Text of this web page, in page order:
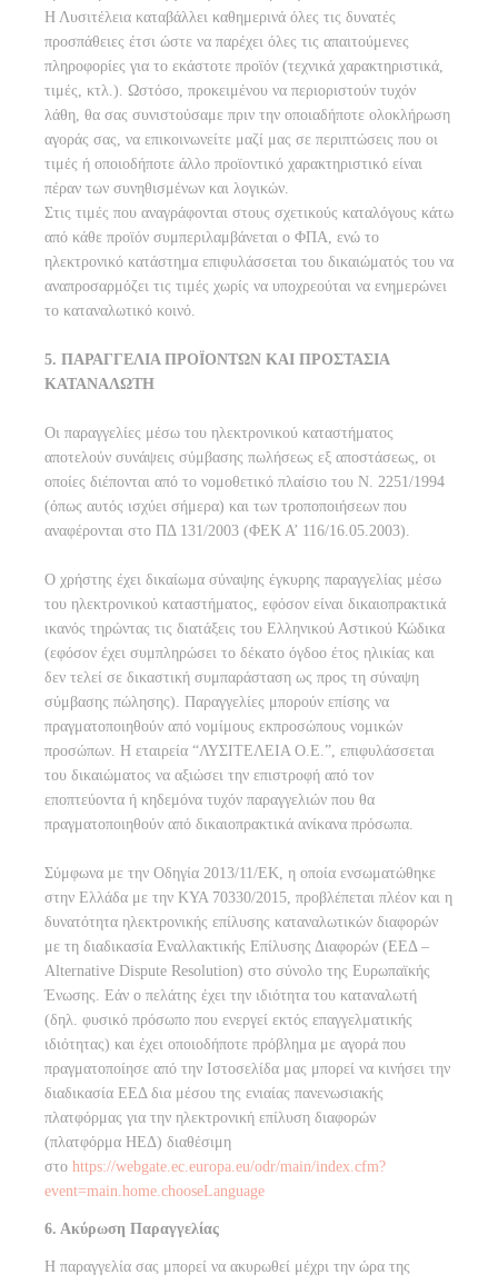
Η Λυσιτέλεια καταβάλλει καθημερινά όλες τις δυνατές
προσπάθειες έτσι ώστε να παρέχει όλες τις απαιτούμενες
πληροφορίες για το εκάστοτε προϊόν (τεχνικά χαρακτηριστικά,
τιμές, κτλ.). Ωστόσο, προκειμένου να περιοριστούν τυχόν
λάθη, θα σας συνιστούσαμε πριν την οποιαδήποτε ολοκλήρωση
αγοράς σας, να επικοινωνείτε μαζί μας σε περιπτώσεις που οι
τιμές ή οποιοδήποτε άλλο προϊοντικό χαρακτηριστικό είναι
πέραν των συνηθισμένων και λογικών.
Στις τιμές που αναγράφονται στους σχετικούς καταλόγους κάτω
από κάθε προϊόν συμπεριλαμβάνεται ο ΦΠΑ, ενώ το
ηλεκτρονικό κατάστημα επιφυλάσσεται του δικαιώματός του να
αναπροσαρμόζει τις τιμές χωρίς να υποχρεούται να ενημερώνει
το καταναλωτικό κοινό.
5. ΠΑΡΑΓΓΕΛΙΑ ΠΡΟΪΟΝΤΩΝ ΚΑΙ ΠΡΟΣΤΑΣΙΑ
ΚΑΤΑΝΑΛΩΤΗ
Οι παραγγελίες μέσω του ηλεκτρονικού καταστήματος
αποτελούν συνάψεις σύμβασης πωλήσεως εξ αποστάσεως, οι
οποίες διέπονται από το νομοθετικό πλαίσιο του Ν. 2251/1994
(όπως αυτός ισχύει σήμερα) και των τροποποιήσεων που
αναφέρονται στο ΠΔ 131/2003 (ΦΕΚ Α’ 116/16.05.2003).
Ο χρήστης έχει δικαίωμα σύναψης έγκυρης παραγγελίας μέσω
του ηλεκτρονικού καταστήματος, εφόσον είναι δικαιοπρακτικά
ικανός τηρώντας τις διατάξεις του Ελληνικού Αστικού Κώδικα
(εφόσον έχει συμπληρώσει το δέκατο όγδοο έτος ηλικίας και
δεν τελεί σε δικαστική συμπαράσταση ως προς τη σύναψη
σύμβασης πώλησης). Παραγγελίες μπορούν επίσης να
πραγματοποιηθούν από νομίμους εκπροσώπους νομικών
προσώπων. Η εταιρεία “ΛΥΣΙΤΕΛΕΙΑ Ο.Ε.”, επιφυλάσσεται
του δικαιώματος να αξιώσει την επιστροφή από τον
εποπτεύοντα ή κηδεμόνα τυχόν παραγγελιών που θα
πραγματοποιηθούν από δικαιοπρακτικά ανίκανα πρόσωπα.
Σύμφωνα με την Οδηγία 2013/11/ΕΚ, η οποία ενσωματώθηκε
στην Ελλάδα με την ΚΥΑ 70330/2015, προβλέπεται πλέον και η
δυνατότητα ηλεκτρονικής επίλυσης καταναλωτικών διαφορών
με τη διαδικασία Εναλλακτικής Επίλυσης Διαφορών (ΕΕΔ –
Alternative Dispute Resolution) στο σύνολο της Ευρωπαϊκής
Ένωσης. Εάν ο πελάτης έχει την ιδιότητα του καταναλωτή
(δηλ. φυσικό πρόσωπο που ενεργεί εκτός επαγγελματικής
ιδιότητας) και έχει οποιοδήποτε πρόβλημα με αγορά που
πραγματοποίησε από την Ιστοσελίδα μας μπορεί να κινήσει την
διαδικασία ΕΕΔ δια μέσου της ενιαίας πανενωσιακής
πλατφόρμας για την ηλεκτρονική επίλυση διαφορών
(πλατφόρμα ΗΕΔ) διαθέσιμη
στο https://webgate.ec.europa.eu/odr/main/index.cfm?
event=main.home.chooseLanguage
6. Ακύρωση Παραγγελίας
Η παραγγελία σας μπορεί να ακυρωθεί μέχρι την ώρα της